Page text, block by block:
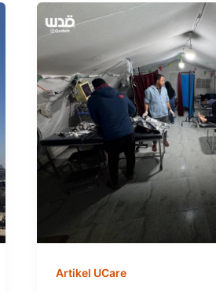
Artikel UCare